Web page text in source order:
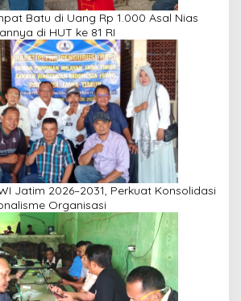
Batu di Uang Rp 1.000 Asal Nias
di HUT ke 81 RI
Jatim 2026–2031, Perkuat Konsolidasi
Organisasi